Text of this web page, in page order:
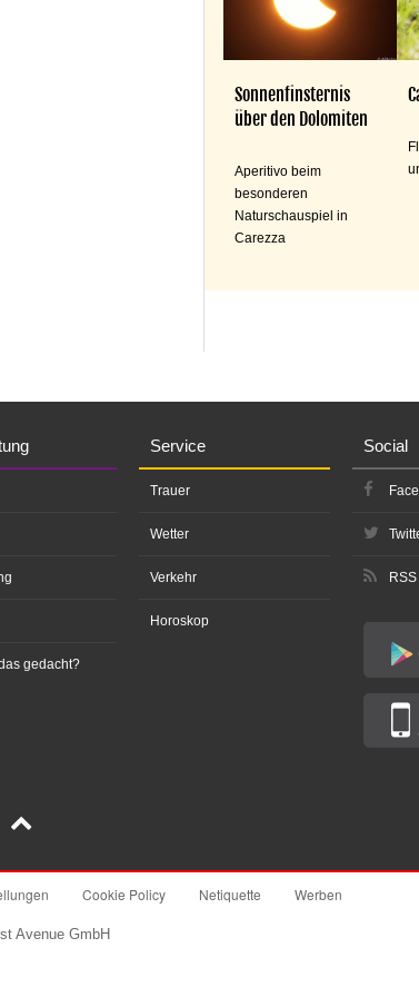
Sonnenfinsternis
über den Dolomiten
Aperitivo beim
besonderen
Naturschauspiel in
Carezza
gedacht?
Service
Trauer
Wetter
Verkehr
Horoskop
Social
RSS
Cookie Policy Netiquette Werben
Avenue GmbH